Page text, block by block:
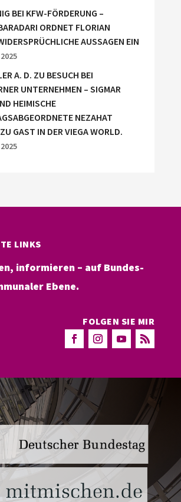
BEI KFW-FÖRDERUNG –
ORDNET FLORIAN
AUSSAGEN EIN
A. D. ZU BESUCH BEI
UNTERNEHMEN – SIGMAR
HEIMISCHE
NEZAHAT
GAST IN DER VIEGA WORLD.
LINKS
informieren – auf Bundes-
Ebene.
FOLGEN SIE MIR